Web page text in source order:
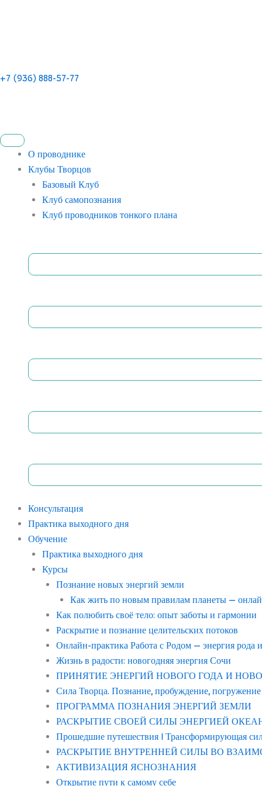
+7 (936) 888-57-77
О проводнике
Клубы Творцов
Базовый Клуб
Клуб самопознания
Клуб проводников тонкого плана
Консультация
Практика выходного дня
Обучение
Практика выходного дня
Курсы
Познание новых энергий земли
Как жить по новым правилам планеты —
Как полюбить своё тело: опыт заботы и гармонии
Раскрытие и познание целительских потоков
Онлайн-практика Работа с Родом — энергия рода
Жизнь в радости: новогодняя энергия Сочи
ПРИНЯТИЕ ЭНЕРГИЙ НОВОГО ГОДА И НОВОГО
Сила Творца. Познание, пробуждение, погружение
ПРОГРАММА ПОЗНАНИЯ ЭНЕРГИЙ ЗЕМЛИ
РАСКРЫТИЕ СВОЕЙ СИЛЫ ЭНЕРГИЕЙ ОКЕАНА
Прошедшие путешествия | Трансформирующая
РАСКРЫТИЕ ВНУТРЕННЕЙ СИЛЫ ВО
АКТИВИЗАЦИЯ ЯСНОЗНАНИЯ
Открытие пути к самому себе